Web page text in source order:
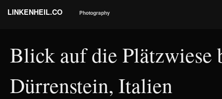
LINKENHEIL.CO Photography
Blick auf die Plätzwiese
Dürrenstein, Italien